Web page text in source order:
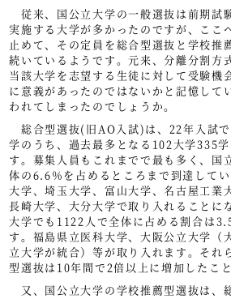
従来、国公立大学の一般選抜は前期試
実施する大学が多かったのですが、ここ
止めて、その定員を総合型選抜と学校推
続いているようです。元来、分離分割方
当該大学を志望する生徒に対して受験機
に意義があったのではないかと記憶して
われてしまったのでしょうか。
総合型選抜(旧AO入試)は、22年入試
学のうち、過去最多となる102大学335
す。募集人員もこれまでで最も多く、国
体の6.6％を占めるところまで到達して
大学、埼玉大学、富山大学、名古屋工業
長崎大学、大分大学で取り入れることに
大学でも1122人で全体に占める割合は
す。福島県立医科大学、大阪公立大学（
立大学が統合）等が取り入れます。それ
型選抜は10年間で2倍以上に増加したこ
又、国公立大学の学校推薦型選抜は、